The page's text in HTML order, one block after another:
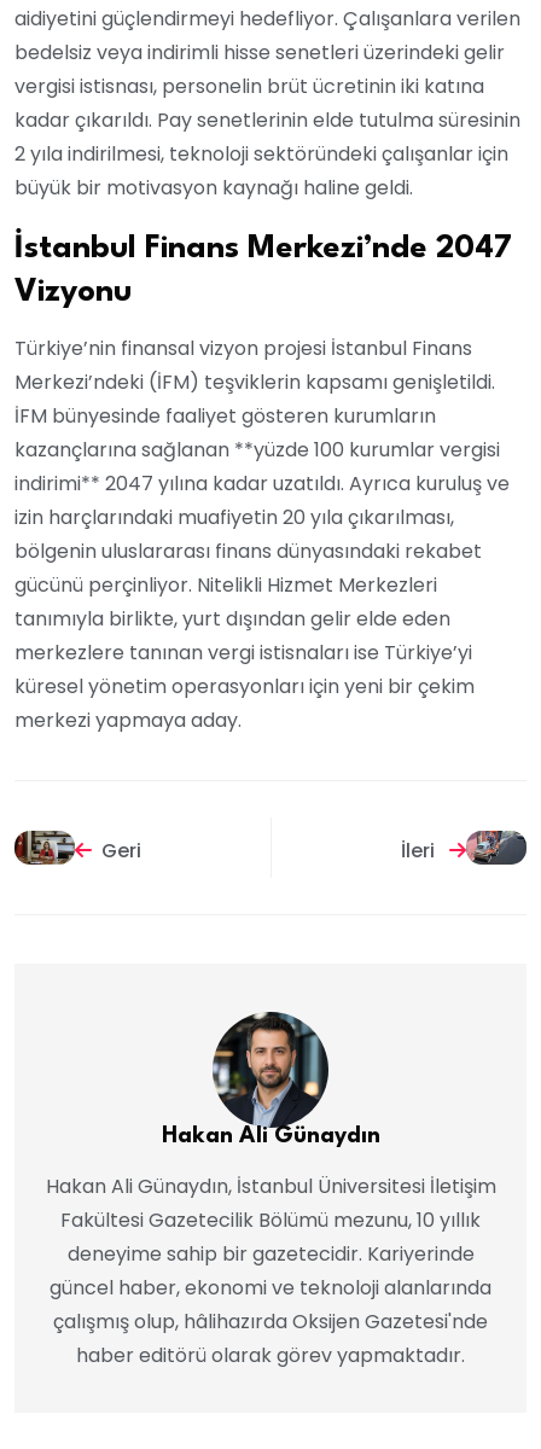
aidiyetini güçlendirmeyi hedefliyor. Çalışanlara verilen
bedelsiz veya indirimli hisse senetleri üzerindeki gelir
vergisi istisnası, personelin brüt ücretinin iki katına
kadar çıkarıldı. Pay senetlerinin elde tutulma süresinin
2 yıla indirilmesi, teknoloji sektöründeki çalışanlar için
büyük bir motivasyon kaynağı haline geldi.
İstanbul Finans Merkezi’nde 2047
Vizyonu
Türkiye’nin finansal vizyon projesi İstanbul Finans
Merkezi’ndeki (İFM) teşviklerin kapsamı genişletildi.
İFM bünyesinde faaliyet gösteren kurumların
kazançlarına sağlanan **yüzde 100 kurumlar vergisi
indirimi** 2047 yılına kadar uzatıldı. Ayrıca kuruluş ve
izin harçlarındaki muafiyetin 20 yıla çıkarılması,
bölgenin uluslararası finans dünyasındaki rekabet
gücünü perçinliyor. Nitelikli Hizmet Merkezleri
tanımıyla birlikte, yurt dışından gelir elde eden
merkezlere tanınan vergi istisnaları ise Türkiye’yi
küresel yönetim operasyonları için yeni bir çekim
merkezi yapmaya aday.
Geri İleri
Hakan Ali Günaydın
Hakan Ali Günaydın, İstanbul Üniversitesi İletişim
Fakültesi Gazetecilik Bölümü mezunu, 10 yıllık
deneyime sahip bir gazetecidir. Kariyerinde
güncel haber, ekonomi ve teknoloji alanlarında
çalışmış olup, hâlihazırda Oksijen Gazetesi'nde
haber editörü olarak görev yapmaktadır.